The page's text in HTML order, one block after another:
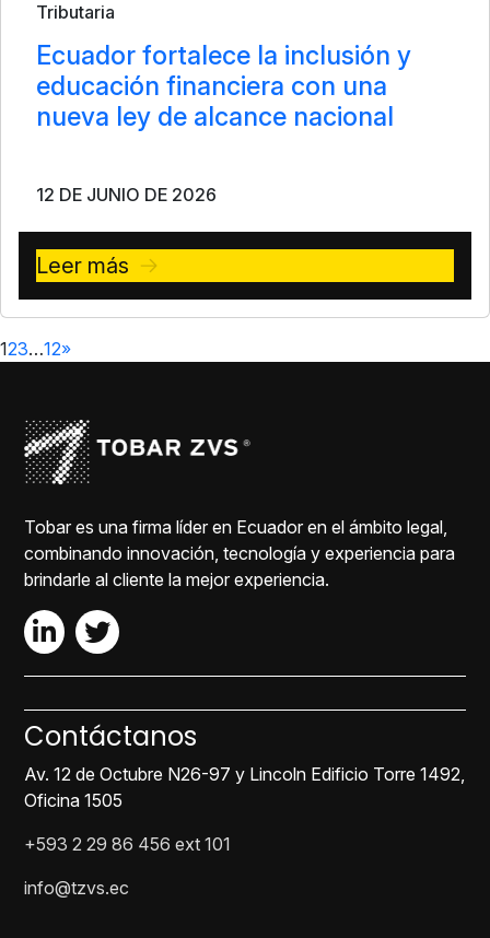
Tributaria
Ecuador fortalece la inclusión y
educación financiera con una
nueva ley de alcance nacional
12 DE JUNIO DE 2026
Leer más
123…12»
Tobar es una firma líder en Ecuador en el ámbito legal,
combinando innovación, tecnología y experiencia para
brindarle al cliente la mejor experiencia.
Contáctanos
Av. 12 de Octubre N26-97 y Lincoln Edificio Torre 1492,
Oficina 1505
+593 2 29 86 456 ext 101
info@tzvs.ec